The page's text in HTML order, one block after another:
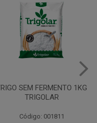
LEITE CONDENSADO
SEMIDESNATADO TIROL
Código: 046325